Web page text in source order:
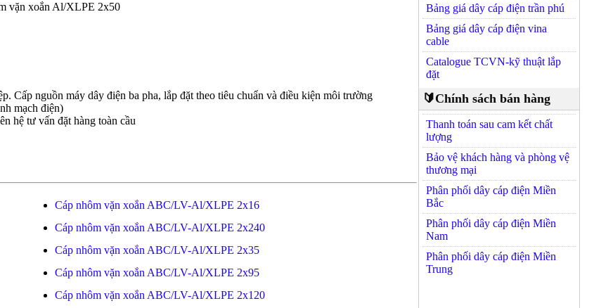
vặn xoắn Al/XLPE 2x50
Cấp nguồn máy dây điện ba pha, lắp đặt theo tiêu chuẩn và điều kiện môi trường
mạch điện)
hệ tư vấn đặt hàng toàn cầu
Cáp nhôm vặn xoắn ABC/LV-Al/XLPE 2x16
Cáp nhôm vặn xoắn ABC/LV-Al/XLPE 2x240
Cáp nhôm vặn xoắn ABC/LV-Al/XLPE 2x35
Cáp nhôm vặn xoắn ABC/LV-Al/XLPE 2x95
Cáp nhôm vặn xoắn ABC/LV-Al/XLPE 2x120
Bảng giá dây cáp điện trần phú
Bảng giá dây cáp điện vina
cable
Catalogue TCVN-kỹ thuật lắp
đặt
🔰Chính sách bán hàng
Thanh toán sau cam kết chất
lượng
Bảo vệ khách hàng và phòng vệ
thương mại
Phân phối dây cáp điện Miền
Bắc
Phân phối dây cáp điện Miền
Nam
Phân phối dây cáp điện Miền
Trung